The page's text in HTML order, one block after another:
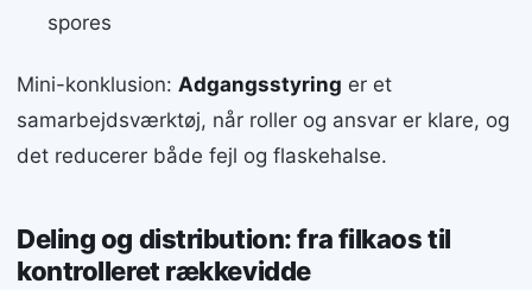
spores
Mini-konklusion: Adgangsstyring er et
samarbejdsværktøj, når roller og ansvar er klare, og
det reducerer både fejl og flaskehalse.
Deling og distribution: fra filkaos til
kontrolleret rækkevidde